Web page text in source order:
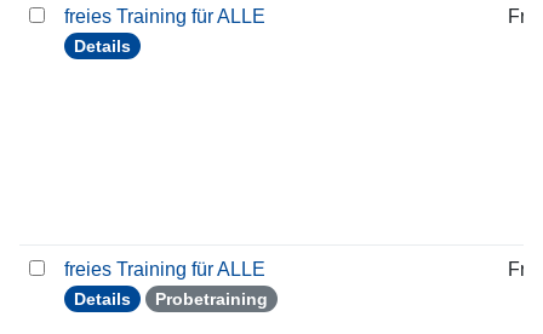
freies Training für ALLE
Details
freies Training für ALLE
Details Probetraining